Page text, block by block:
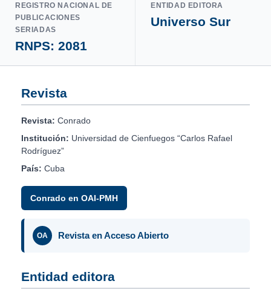
REGISTRO NACIONAL DE
PUBLICACIONES
SERIADAS
RNPS: 2081
ENTIDAD EDITORA
Universo Sur
Revista
Revista: Conrado
Institución: Universidad de Cienfuegos “Carlos Rafael
Rodríguez”
País: Cuba
Conrado en OAI-PMH
OA Revista en Acceso Abierto
Entidad editora